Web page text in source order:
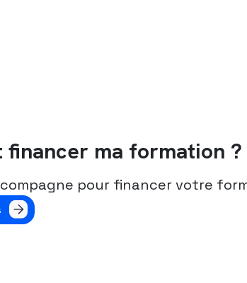
financer ma formation ?
pour financer votre